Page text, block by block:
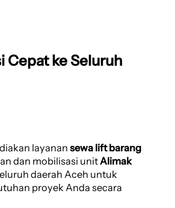
Cepat ke Seluruh
layanan sewa lift barang
dan mobilisasi unitAlimak
daerah Aceh untuk
proyek Anda secara